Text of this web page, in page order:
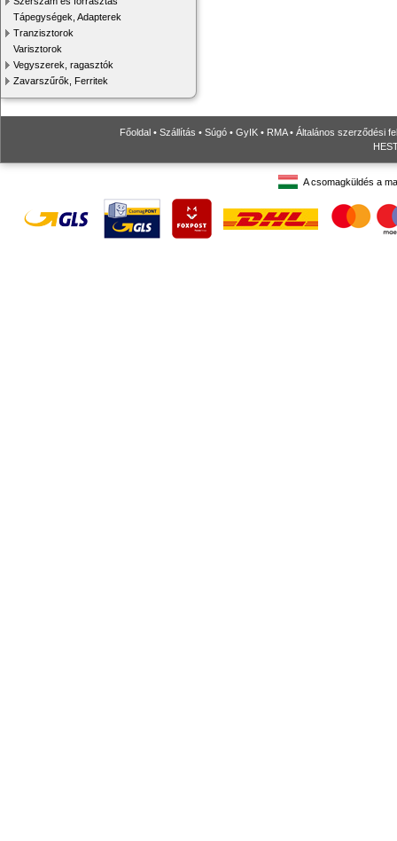
Tápegységek, Adapterek
Tranzisztorok
Varisztorok
Vegyszerek, ragasztók
Zavarszűrők, Ferritek
Főoldal • Szállítás • Súgó • GyIK • RMA• Általános szerződési
A csomagküldés a